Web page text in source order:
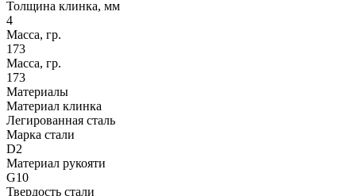
Толщина клинка, мм
4
Масса, гр.
173
Масса, гр.
173
Материалы
Материал клинка
Легированная сталь
Марка стали
D2
Материал рукояти
G10
Твердость стали